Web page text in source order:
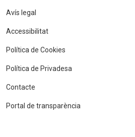
Avís legal
Accessibilitat
Política de Cookies
Política de Privadesa
Contacte
Portal de transparència